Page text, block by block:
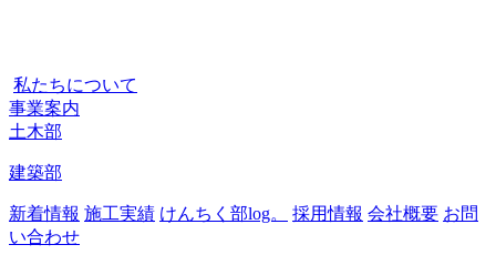
私たちについて
事業案内
土木部
建築部
新着情報 施工実績 けんちく部log。 採用情報 会社概要 お問
い合わせ